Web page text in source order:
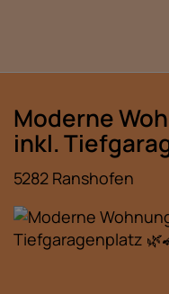
Moderne
inkl.
5282 Ranshofen